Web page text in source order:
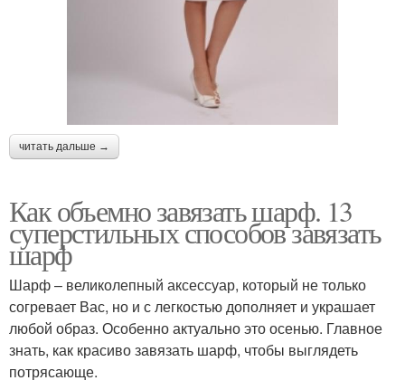
читать дальше →
Как объемно завязать шарф. 13
суперстильных способов завязать
шарф
Шарф – великолепный аксессуар, который не только
согревает Вас, но и с легкостью дополняет и украшает
любой образ. Особенно актуально это осенью. Главное
знать, как красиво завязать шарф, чтобы выглядеть
потрясающе.